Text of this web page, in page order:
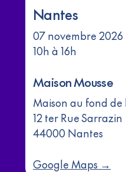
Nantes
07 novembre 2026
10h à 16h
Maison Mousse
Maison au fond de
12 ter Rue Sarrazin
44000 Nantes
Google Maps →